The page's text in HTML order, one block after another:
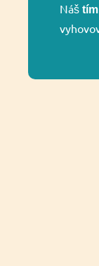
Náš